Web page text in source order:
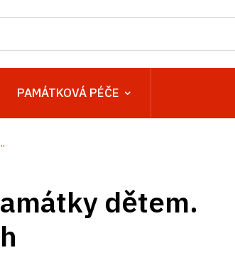
PAMÁTKOVÁ PÉČE
dětem.